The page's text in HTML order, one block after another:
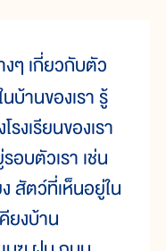
งๆ เกี่ยวกับตัว
บ้านของเรา รู้
รงเรียนของเรา
อบตัวเรา เช่น
สัตว์ที่เห็นอยู่ใน
ยงบ้าน